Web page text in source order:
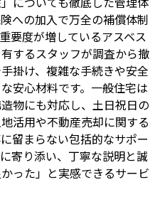
への加入で万全の補償体制
要度が増しているアスベス
するスタッフが調査から撤
掛け、複雑な手続きや安全
安心材料です。一般住宅は
物にも対応し、土日祝日の
活用や不動産売却に関する
留まらない包括的なサポー
寄り添い、丁寧な説明と誠
った」と実感できるサービ